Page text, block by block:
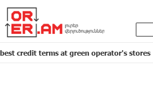
terms at green operator's stores 16:43